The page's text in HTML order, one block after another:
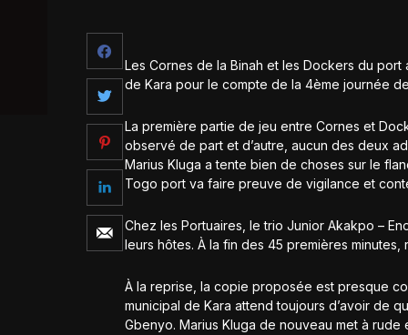
Les Cornes de la Binah et les Dockers du
de Kara pour le compte de la 4ème journée de
La première partie de jeu entre Cornes et
observé de part et d’autre, aucun des deux
Marius Kluga a tente bien de choses sur le
Togo port va faire preuve de vigilance et
Chez les Portuaires, le trio Junior Akakpo –
leurs hôtes. À la fin des 45 premières
À la reprise, la copie proposée est presque
municipal de Kara attend toujours d’avoir de
Gbenyo. Marius Kluga de nouveau met à